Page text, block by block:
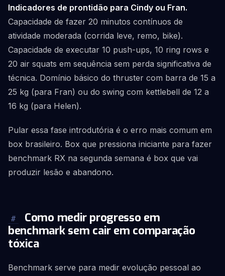
Indicadores de prontidão para Cindy ou Fran.
Capacidade de fazer 20 minutos contínuos de
atividade moderada (corrida leve, remo, bike).
Capacidade de executar 10 push-ups, 10 ring rows e
20 air squats em sequência sem perda significativa de
técnica. Domínio básico do thruster com barra de 15 a
25 kg (para Fran) ou do swing com kettlebell de 12 a
16 kg (para Helen).
Pular essa fase introdutória é o erro mais comum em
box brasileiro. Box que pressiona iniciante para fazer
benchmark RX na segunda semana é box que vai
produzir lesão e abandono.
#
Como medir progresso em
benchmark sem cair em comparação
tóxica
Benchmark serve para medir evolução pessoal ao